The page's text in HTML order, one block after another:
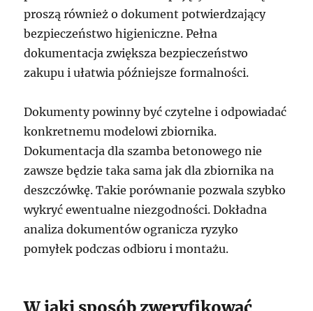
proszą również o dokument potwierdzający
bezpieczeństwo higieniczne. Pełna
dokumentacja zwiększa bezpieczeństwo
zakupu i ułatwia późniejsze formalności.
Dokumenty powinny być czytelne i odpowiadać
konkretnemu modelowi zbiornika.
Dokumentacja dla szamba betonowego nie
zawsze będzie taka sama jak dla zbiornika na
deszczówkę. Takie porównanie pozwala szybko
wykryć ewentualne niezgodności. Dokładna
analiza dokumentów ogranicza ryzyko
pomyłek podczas odbioru i montażu.